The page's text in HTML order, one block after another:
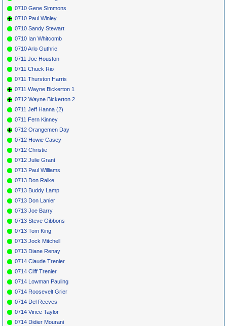
0710 Gene Simmons
0710 Paul Winley
0710 Sandy Stewart
0710 Ian Whitcomb
0710 Arlo Guthrie
0711 Joe Houston
0711 Chuck Rio
0711 Thurston Harris
0711 Wayne Bickerton 1
0712 Wayne Bickerton 2
0711 Jeff Hanna (2)
0711 Fern Kinney
0712 Orangemen Day
0712 Howie Casey
0712 Christie
0712 Julie Grant
0713 Paul Williams
0713 Don Ralke
0713 Buddy Lamp
0713 Don Lanier
0713 Joe Barry
0713 Steve Gibbons
0713 Tom King
0713 Jock Mitchell
0713 Diane Renay
0714 Claude Trenier
0714 Cliff Trenier
0714 Lowman Pauling
0714 Roosevelt Grier
0714 Del Reeves
0714 Vince Taylor
0714 Didier Mourani